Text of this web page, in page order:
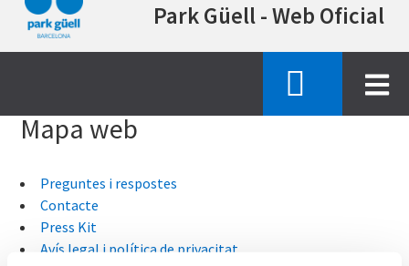
al
Park Güell - Web Oficial
Mapa web
Preguntes i respostes
Contacte
Press Kit
Avís legal i política de privacitat